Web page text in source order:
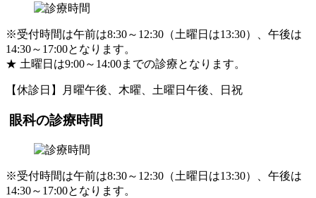
※受付時間は午前は8:30～12:30（土曜日は13:30）、午後は
14:30～17:00となります。
★ 土曜日は9:00～14:00までの診療となります。
【休診日】月曜午後、木曜、土曜日午後、日祝
眼科の診療時間
※受付時間は午前は8:30～12:30（土曜日は13:30）、午後は
14:30～17:00となります。